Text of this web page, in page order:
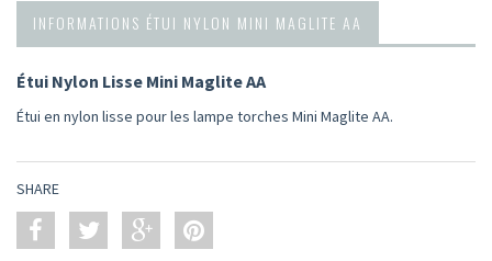
INFORMATIONS ÉTUI NYLON MINI MAGLITE AA
Étui Nylon Lisse Mini Maglite AA
Étui en nylon lisse pour les lampe torches Mini Maglite AA.
SHARE